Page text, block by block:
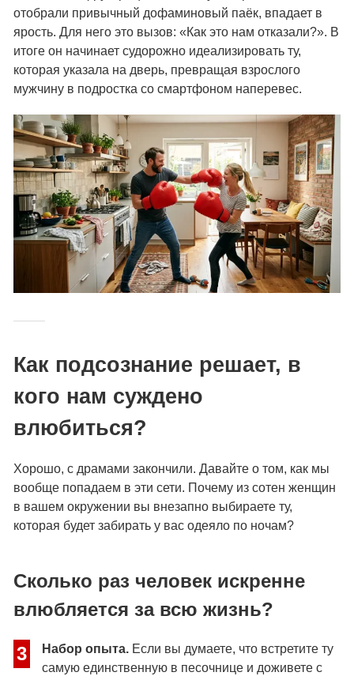
отобрали привычный дофаминовый паёк, впадает в
ярость. Для него это вызов: «Как это нам отказали?». В
итоге он начинает судорожно идеализировать ту,
которая указала на дверь, превращая взрослого
мужчину в подростка со смартфоном наперевес.
Как подсознание решает, в
кого нам суждено
влюбиться?
Хорошо, с драмами закончили. Давайте о том, как мы
вообще попадаем в эти сети. Почему из сотен женщин
в вашем окружении вы внезапно выбираете ту,
которая будет забирать у вас одеяло по ночам?
Сколько раз человек искренне
влюбляется за всю жизнь?
3 Набор опыта. Если вы думаете, что встретите ту
самую единственную в песочнице и доживете с